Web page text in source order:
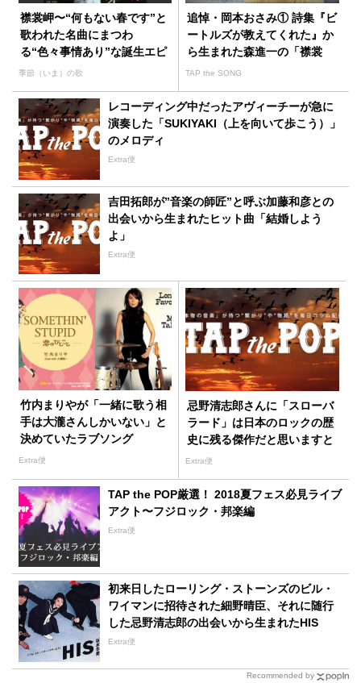
襟裳岬〜“何もない春です”と
歌われた名曲にまつわ
る“色々事情あり”な誕生エピ
ソード
季節（いま）の歌
追悼・岡本おさみ① 詩集『ビ
ートルズが教えてくれた』か
ら生まれた森進一の「襟裳
岬」
TAP the SONG
レコーディング中だったアヴィーチーが急に
演奏した「SUKIYAKI（上を向いて歩こう）」
のメロディ
Extra便
吉田拓郎が”音楽の師匠”と呼ぶ加藤和彦との
出会いから生まれたヒット曲「結婚しよう
よ」
Extra便
竹内まりやが「一緒に歌う相
手は大瀧さんしかいない」と
決めていたラブソング
Extra便
忌野清志郎さんに「スローバ
ラード」は日本のロックの歴
史に残る傑作だと思いますと
言った日のこと
Extra便
TAP the POP厳選！ 2018夏フェス必見ライブ
アクト〜フジロック・邦楽編
Extra便
初来日したローリング・ストーンズのビル・
ワイマンに招待された細野晴臣、それに随行
した忌野清志郎の出会いから生まれたHIS
Extra便
Recommended by